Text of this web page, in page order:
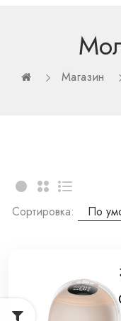
Магазин
Сортировка: